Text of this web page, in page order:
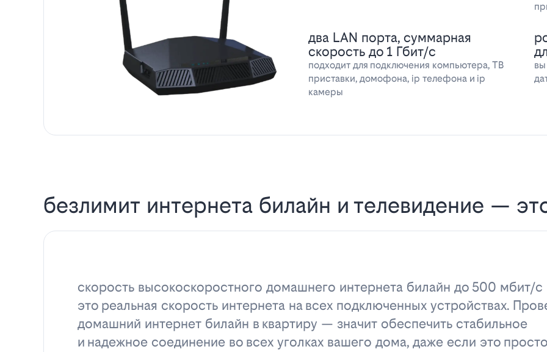
два LAN порта, суммарная
скорость до 1 Гбит/с
подходит для подключения компьютера, ТВ
приставки, домофона, ip телефона и ip
камеры
безлимит интернета билайн и телевидение —
скорость высокоскоростного домашнего интернета билайн до 500 мбит/с
это реальная скорость интернета на всех подключенных устройствах.
домашний интернет билайн в квартиру — значит обеспечить стабильное
и надежное соединение во всех уголках вашего дома, даже если это